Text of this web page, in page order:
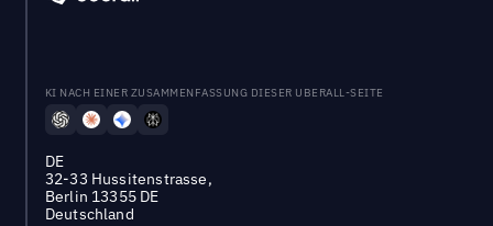
KI NACH EINER ZUSAMMENFASSUNG DIESER UBERALL-SEITE
DE
32-33 Hussitenstrasse,
Berlin 13355 DE
Deutschland